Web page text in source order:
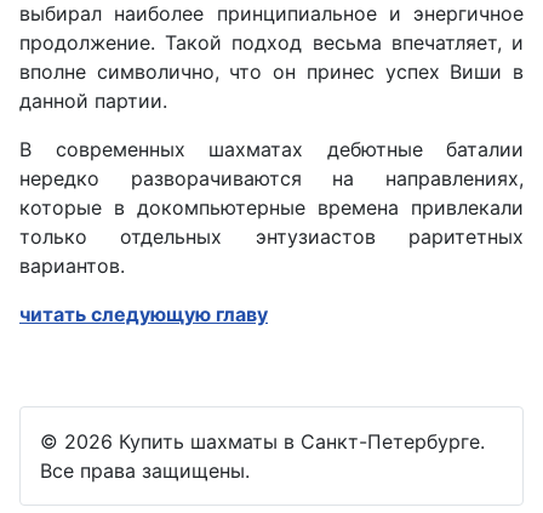
выбирал наиболее принципиальное и энергичное
продолжение. Такой подход весьма впечатляет, и
вполне символично, что он принес успех Виши в
данной партии.
В современных шахматах дебютные баталии
нередко разворачиваются на направлениях,
которые в докомпьютерные времена привлекали
только отдельных энтузиастов раритетных
вариантов.
читать следующую главу
© 2026 Купить шахматы в Санкт-Петербурге.
Все права защищены.